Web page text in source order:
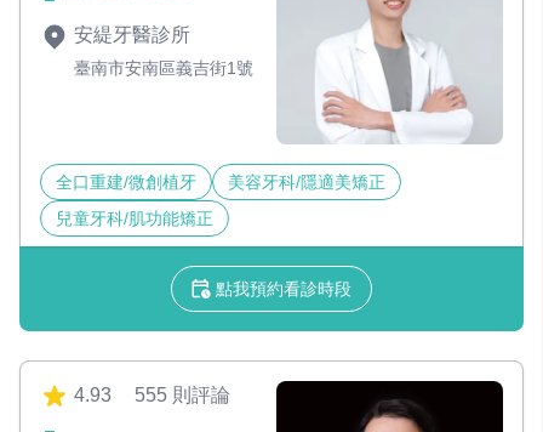
安緹牙醫診所
臺南市安南區義吉街1號
全口重建/微創植牙
美容牙科/隱適美矯正
兒童牙科/肌功能矯正
點我預約看診時段
4.93 555 則評論